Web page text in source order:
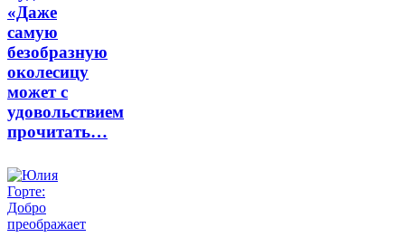
«Даже
самую
безобразную
околесицу
может с
удовольствием
прочитать…